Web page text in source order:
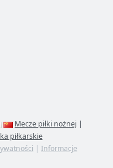
Mecze piłki nożnej |
piłkarskie
| Informacje